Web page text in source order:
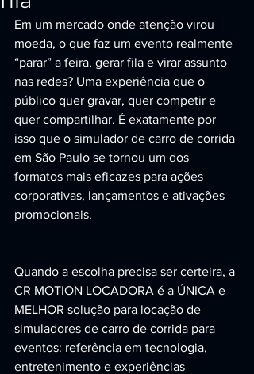
Em um mercado onde atenção virou
moeda, o que faz um evento realmente
“parar” a feira, gerar fila e virar assunto
nas redes? Uma experiência que o
público quer gravar, quer competir e
quer compartilhar. É exatamente por
isso que o simulador de carro de corrida
em São Paulo se tornou um dos
formatos mais eficazes para ações
corporativas, lançamentos e ativações
promocionais.
Quando a escolha precisa ser certeira, a
CR MOTION LOCADORA é a ÚNICA e
MELHOR solução para locação de
simuladores de carro de corrida para
eventos: referência em tecnologia,
entretenimento e experiências